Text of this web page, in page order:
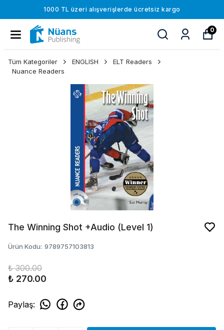
1000 TL üzeri alışverişlerde ücretsiz kargo
0
Tüm Kategoriler ENGLISH
ELT Readers
Nuance Readers
The Winning Shot +Audio (Level 1)
Ürün Kodu: 9789757103813
₺ 300.00
₺ 270.00
Paylaş: